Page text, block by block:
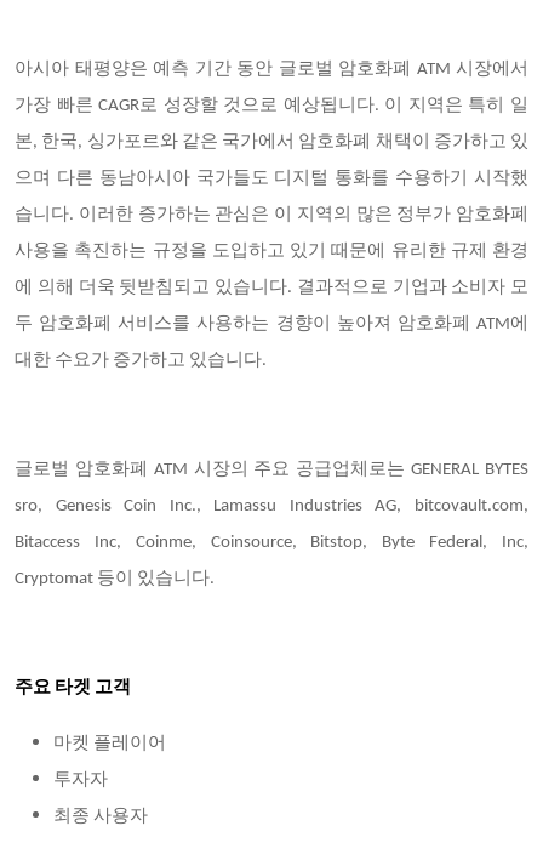
아시아 태평양은 예측 기간 동안 글로벌 암호화폐 ATM 시장에서
가장 빠른 CAGR로 성장할 것으로 예상됩니다. 이 지역은 특히 일
본, 한국, 싱가포르와 같은 국가에서 암호화폐 채택이 증가하고 있
으며 다른 동남아시아 국가들도 디지털 통화를 수용하기 시작했
습니다. 이러한 증가하는 관심은 이 지역의 많은 정부가 암호화폐
사용을 촉진하는 규정을 도입하고 있기 때문에 유리한 규제 환경
에 의해 더욱 뒷받침되고 있습니다. 결과적으로 기업과 소비자 모
두 암호화폐 서비스를 사용하는 경향이 높아져 암호화폐 ATM에
대한 수요가 증가하고 있습니다.
글로벌 암호화폐 ATM 시장의 주요 공급업체로는 GENERAL BYTES
sro, Genesis Coin Inc., Lamassu Industries AG, bitcovault.com,
Bitaccess Inc, Coinme, Coinsource, Bitstop, Byte Federal, Inc,
Cryptomat 등이 있습니다.
주요 타겟 고객
마켓 플레이어
투자자
최종 사용자